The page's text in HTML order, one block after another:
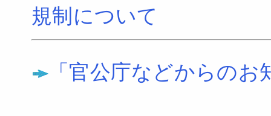
規制について
「官公庁などからの